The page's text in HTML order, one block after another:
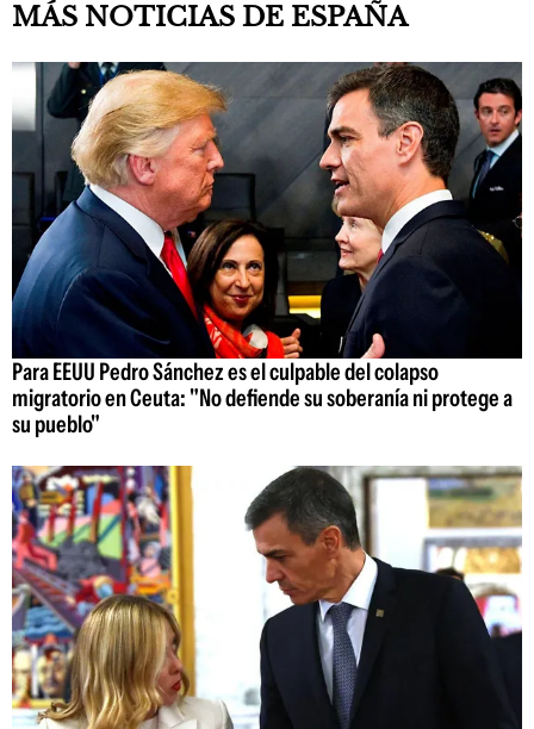
MÁS NOTICIAS DE ESPAÑA
Para EEUU Pedro Sánchez es el culpable del colapso
migratorio en Ceuta: "No defiende su soberanía ni protege a
su pueblo"